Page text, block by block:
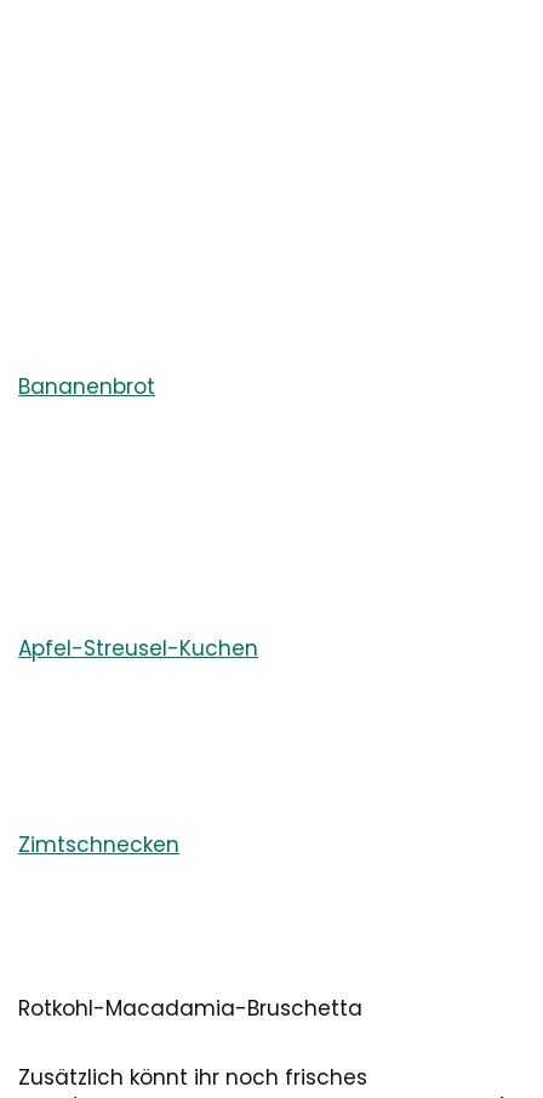
Bananenbrot
Apfel-Streusel-Kuchen
Zimtschnecken
Rotkohl-Macadamia-Bruschetta
Zusätzlich könnt ihr noch frisches